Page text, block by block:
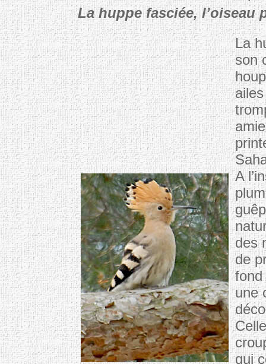
La huppe fasciée, l’oiseau
La
son
A
des
de
fond
une
qui